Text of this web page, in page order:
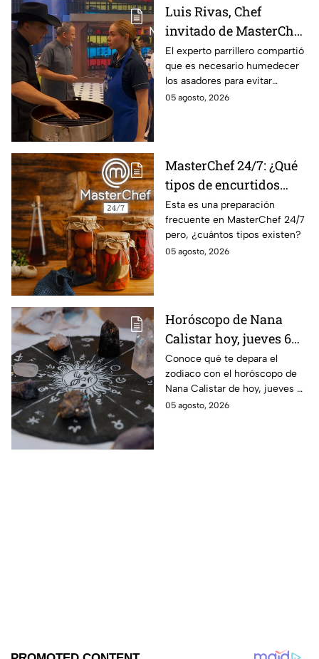
Luis Rivas, Chef
invitado de MasterChef
24/7 destaca la
importancia del agua
para la preparación de
cualquier asado
El experto parrillero compartió
que es necesario humedecer
los asadores para evitar
accidentes
05 agosto, 2026
MasterChef 24/7: ¿Qué
tipos de encurtidos
hay?
Esta es una preparación
frecuente en MasterChef 24/7
pero, ¿cuántos tipos existen?
05 agosto, 2026
Horóscopo de Nana
Calistar hoy, jueves 6
de agosto: a estos
signos se les abren las
puertas del dinero
Conoce qué te depara el
zodiaco con el horóscopo de
Nana Calistar de hoy, jueves 6
de agosto. ¿Será dinero o
05 agosto, 2026